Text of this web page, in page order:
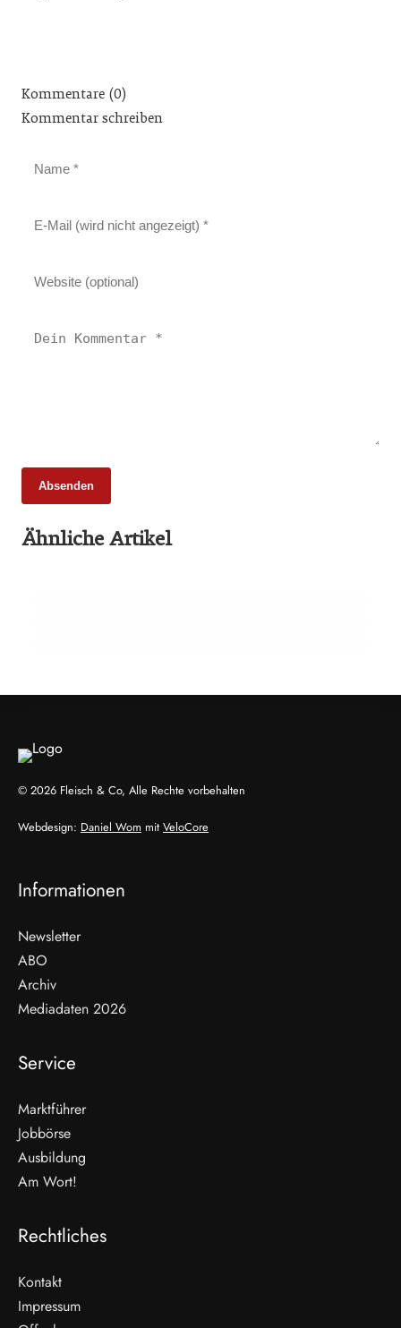
Kommentare (0)
Kommentar schreiben
Absenden
Ähnliche Artikel
65 Millionen Euro Umsatz in der
22. Februar 2026
© 2026 Fleisch & Co, Alle Rechte vorbehalten
Webdesign: Daniel Wom mit VeloCore
Informationen
Newsletter
ABO
Archiv
Mediadaten 2026
Service
Marktführer
Jobbörse
Ausbildung
Am Wort!
Rechtliches
Kontakt
Impressum